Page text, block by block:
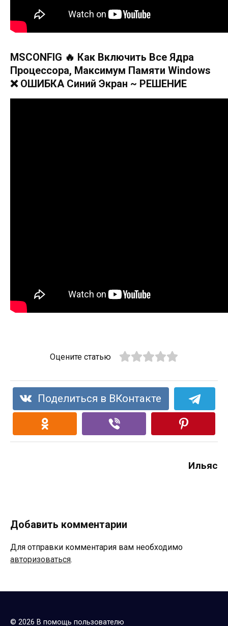
MSCONFIG 🔥 Как Включить Все Ядра
Процессора, Максимум Памяти Windows
❌ ОШИБКА Синий Экран ~ РЕШЕНИЕ
Оцените статью
Поделиться в ВКонтакте
Ильяс
Добавить комментарии
Для отправки комментария вам необходимо
авторизоваться.
© 2026 В помощь пользователю